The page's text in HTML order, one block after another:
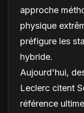
approche
physique
préfigure les
hybride.
Aujourd'hui,
Leclerc citent
référence